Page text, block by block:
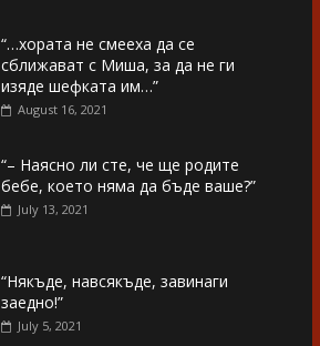
“…хората не смееха да се
сближават с Миша, за да не ги
изяде шефката им…”
August 16, 2021
“– Наясно ли сте, че ще родите
бебе, което няма да бъде ваше?”
July 13, 2021
“Някъде, навсякъде, завинаги
заедно!”
July 5, 2021